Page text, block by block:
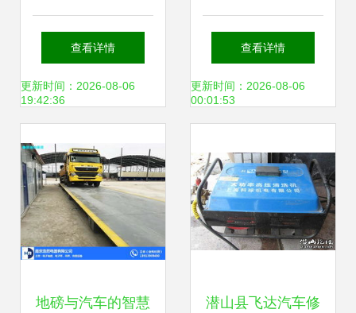
何应对常见问题与
陷阱
查看详情
更新时间：2026-08-06
19:42:36
模式推荐-“车抓
手”汽车私人订制医
车维修
查看详情
更新时间：2026-08-06
00:01:53
地磅与汽车的智慧 潜山县飞达汽车修